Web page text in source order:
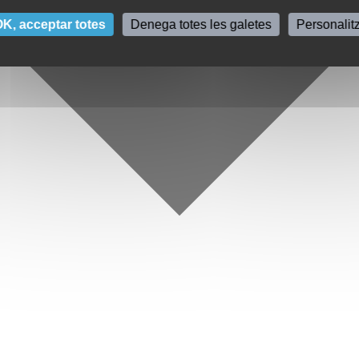
acceptar totes Denega totes les galetes